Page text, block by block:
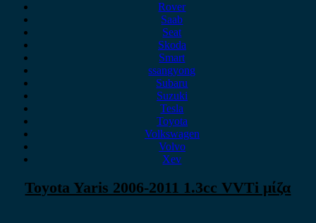
Rover
Saab
Seat
Skoda
Smart
ssangyong
Subaru
Suzuki
Tesla
Toyota
Volkswagen
Volvo
Xev
Toyota Yaris 2006-2011 1.3cc VVTi μίζα